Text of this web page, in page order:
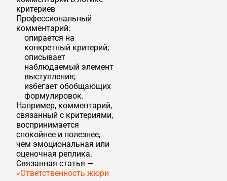
критериев
Профессиональный
комментарий:
опирается на
конкретный критерий;
описывает
наблюдаемый элемент
выступления;
избегает обобщающих
формулировок.
Например, комментарий,
связанный с критериями,
воспринимается
спокойнее и полезнее,
чем эмоциональная или
оценочная реплика.
Связанная статья —
«Ответственность жюри